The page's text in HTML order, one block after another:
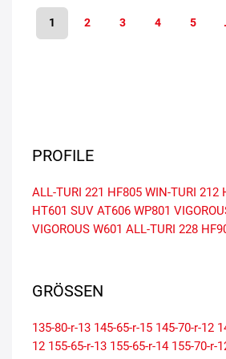
1 2 3 4 5
PROFILE
ALL-TURI 221 HF805 WIN-TURI 212
HT601 SUV AT606 WP801
VIGOROUS W601 ALL-TURI 228
GRÖSSEN
135-80-r-13 145-65-r-15 145-70-r-12
12 155-65-r-13 155-65-r-14 155-70-r-